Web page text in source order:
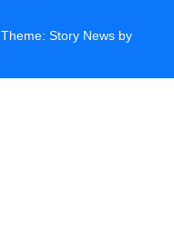
Theme: Story News by